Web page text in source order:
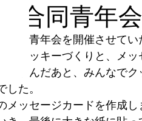
合同青年会
同青年会を開催させてい
クッキーづくりと、メッ
学んだあと、みんなで
た。
ッセージカードを作成し